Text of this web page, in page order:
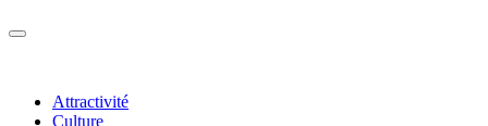
Attractivité
Culture